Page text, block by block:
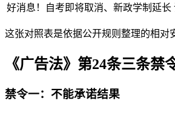
好消息！自考即将取消、新政学制延长
这张对照表是依据公开规则整理的相
《广告法》第24条三条禁
禁令一：不能承诺结果